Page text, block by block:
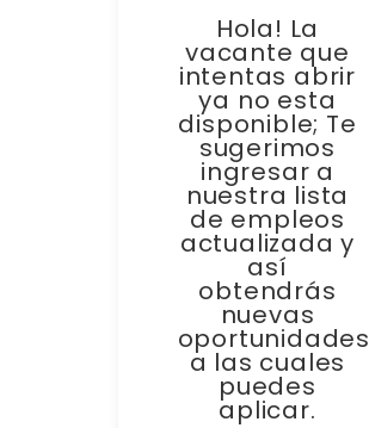
Hola! La
vacante que
intentas abrir
ya no esta
disponible; Te
sugerimos
ingresar a
nuestra lista
de empleos
actualizada y
así
obtendrás
nuevas
oportunidades
a las cuales
puedes
aplicar.